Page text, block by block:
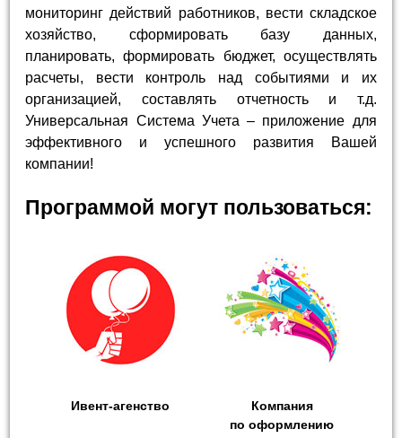
мониторинг действий работников, вести складское
хозяйство, сформировать базу данных,
планировать, формировать бюджет, осуществлять
расчеты, вести контроль над событиями и их
организацией, составлять отчетность и т.д.
Универсальная Система Учета – приложение для
эффективного и успешного развития Вашей
компании!
Программой могут пользоваться:
Ивент-агенство
Компания
по оформлению